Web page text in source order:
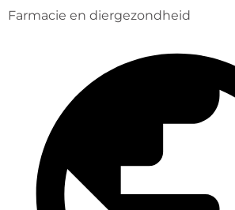
Farmacie en diergezondheid